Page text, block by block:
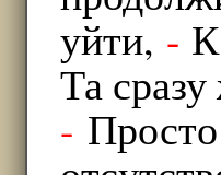
уйти, -
Та
-